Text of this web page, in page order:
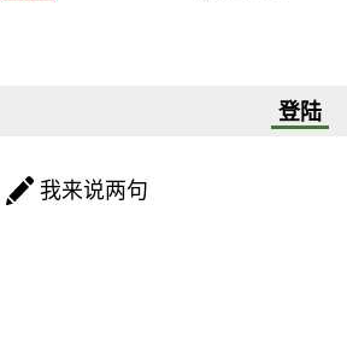
登陆
我来说两句